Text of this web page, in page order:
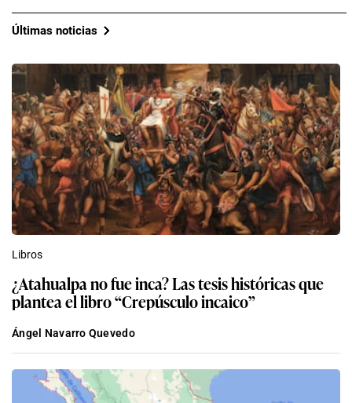
Últimas noticias
Libros
¿Atahualpa no fue inca? Las tesis históricas que
plantea el libro “Crepúsculo incaico”
Ángel Navarro Quevedo